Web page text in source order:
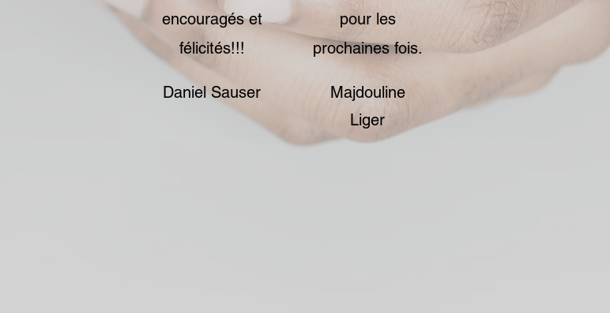
encouragés et
félicités!!!
Daniel Sauser
pour les
prochaines fois.
Majdouline
Liger